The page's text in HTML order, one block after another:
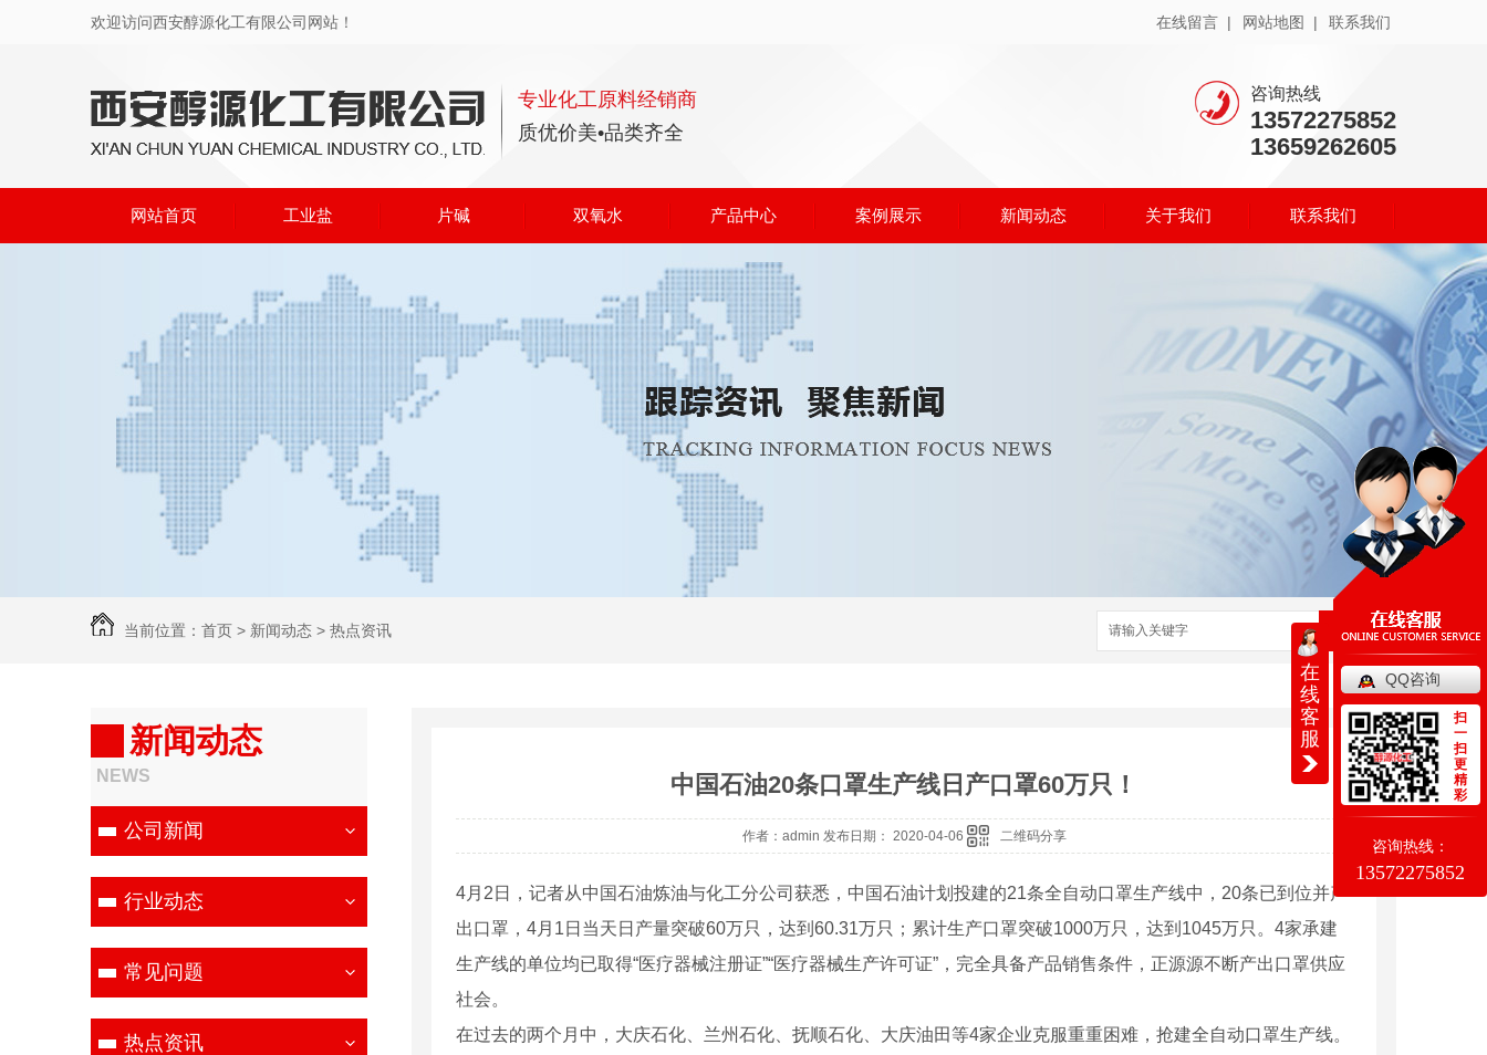
欢迎访问西安醇源化工有限公司网站！ 在线留言 | 网站地图 | 联系我们
专业化工原料经销商
质优价美•品类齐全
咨询热线
13572275852
13659262605
网站首页 工业盐 片碱 双氧水 产品中心 案例展示 新闻动态 关于我们 联系我们
当前位置： 首页 > 新闻动态 > 热点资讯 搜索
新闻动态
NEWS
公司新闻
行业动态
常见问题
热点资讯
中国石油20条口罩生产线日产口罩60万只！
作者：admin 发布日期： 2020-04-06 二维码分享
4月2日，记者从中国石油炼油与化工分公司获悉，中国石油计划投建的21条全自动口罩生产线中，20条已到位并产
出口罩，4月1日当天日产量突破60万只，达到60.31万只；累计生产口罩突破1000万只，达到1045万只。4家承建
生产线的单位均已取得“医疗器械注册证”“医疗器械生产许可证”，完全具备产品销售条件，正源源不断产出口罩供应
社会。
在过去的两个月中，大庆石化、兰州石化、抚顺石化、大庆油田等4家企业克服重重困难，抢建全自动口罩生产线。
在
线
客
服
QQ咨询
扫
一
扫
更
精
彩
咨询热线：
13572275852